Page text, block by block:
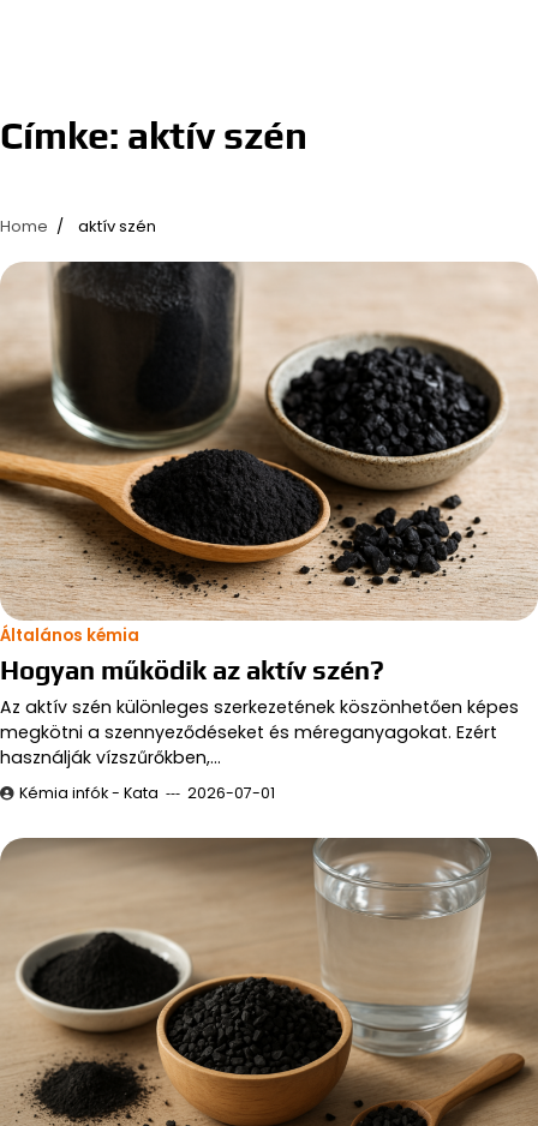
Címke: aktív szén
Home aktív szén
Általános kémia
Hogyan működik az aktív szén?
Az aktív szén különleges szerkezetének köszönhetően képes
megkötni a szennyeződéseket és méreganyagokat. Ezért
használják vízszűrőkben,…
Kémia infók - Kata 2026-07-01